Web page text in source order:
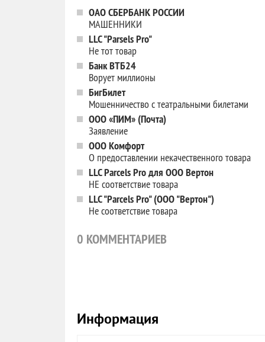
ОАО СБЕРБАНК РОССИИ
МАШЕННИКИ
LLC "Parsels Pro"
Не тот товар
Банк ВТБ24
Ворует миллионы
БигБилет
Мошенничество с театральными билетами
ООО «ПИМ» (Почта)
Заявление
ООО Комфорт
О предоставлении некачественного товара
LLC Parcels Pro для ООО Вертон
НЕ соответствие товара
LLC "Parcels Pro" (ООО "Вертон")
Не соответствие товара
0 КОММЕНТАРИЕВ
Информация